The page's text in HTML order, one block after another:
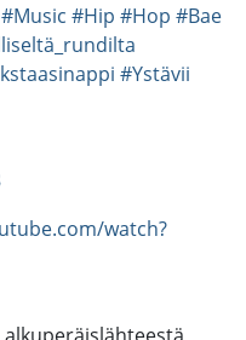
#Music #Hip #Hop #Bae
#Ystävii
watch?